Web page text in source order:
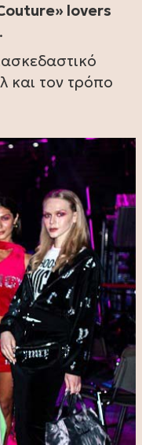
lovers
.
και τον τρόπο